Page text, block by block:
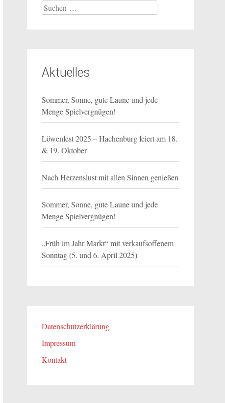
Suchen
nach:
Aktuelles
Sommer, Sonne, gute Laune und jede
Menge Spielvergnügen!
Löwenfest 2025 – Hachenburg feiert am 18.
& 19. Oktober
Nach Herzenslust mit allen Sinnen genießen
Sommer, Sonne, gute Laune und jede
Menge Spielvergnügen!
„Früh im Jahr Markt“ mit verkaufsoffenem
Sonntag (5. und 6. April 2025)
Datenschutzerklärung
Impressum
Kontakt